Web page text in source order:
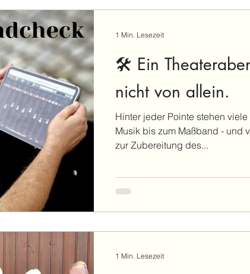
🛠️ Ein
nicht von allein.
Hinter jeder Pointe stehen
Musik bis zum Maßband - und
zur Zubereitung des...
1 Min. Lesezeit
1 Min. Lesezeit